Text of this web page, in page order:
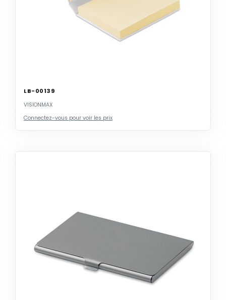
LB-00139
VISIONMAX
Connectez-vous pour voir les prix